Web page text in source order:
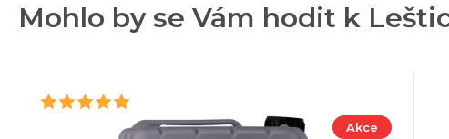
Mohlo by se Vám hodit k
Akce